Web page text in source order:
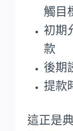
觸目
初期
款
後期
提款
這正是